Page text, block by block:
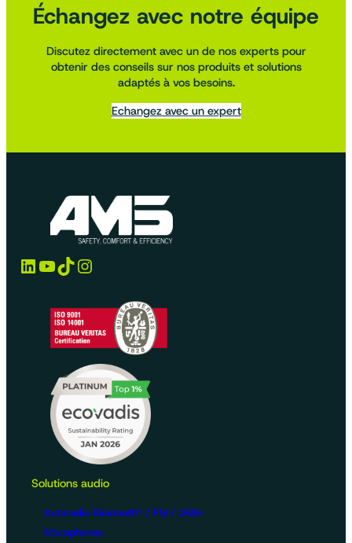
Échangez avec notre équipe
Discutez directement avec un de nos experts pour
obtenir des conseils sur nos produits et solutions
adaptés à vos besoins.
Echangez avec un expert
LinkedIn YouTube TikTok Instagram
Solutions audio
Autoradio Bluetooth® / FM / DAB+
Microphones